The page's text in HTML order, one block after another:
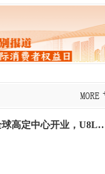
MORE
仰望全球高定中心开业，